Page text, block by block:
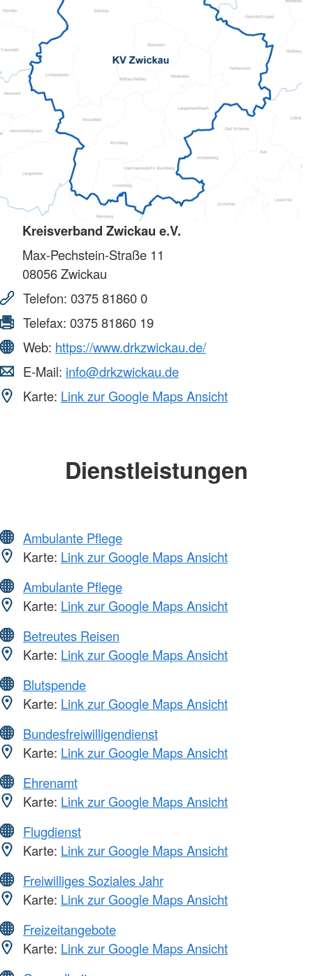
Kreisverband Zwickau e.V.
Max-Pechstein-Straße 11
08056Zwickau
Telefon: 0375 81860 0
Telefax: 0375 81860 19
Web: https://www.drkzwickau.de/
E-Mail: info@drkzwickau.de
Karte: Link zur Google Maps Ansicht
Dienstleistungen
Ambulante Pflege
Karte: Link zur Google Maps Ansicht
Ambulante Pflege
Karte: Link zur Google Maps Ansicht
Betreutes Reisen
Karte: Link zur Google Maps Ansicht
Blutspende
Karte: Link zur Google Maps Ansicht
Bundesfreiwilligendienst
Karte: Link zur Google Maps Ansicht
Ehrenamt
Karte: Link zur Google Maps Ansicht
Flugdienst
Karte: Link zur Google Maps Ansicht
Freiwilliges Soziales Jahr
Karte: Link zur Google Maps Ansicht
Freizeitangebote
Karte: Link zur Google Maps Ansicht